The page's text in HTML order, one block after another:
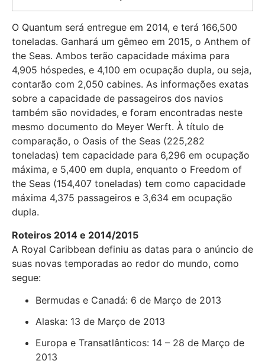
O Quantum será entregue em 2014, e terá 166,500
toneladas. Ganhará um gêmeo em 2015, o Anthem of
the Seas. Ambos terão capacidade máxima para
4,905 hóspedes, e 4,100 em ocupação dupla, ou seja,
contarão com 2,050 cabines. As informações exatas
sobre a capacidade de passageiros dos navios
também são novidades, e foram encontradas neste
mesmo documento do Meyer Werft. À título de
comparação, o Oasis of the Seas (225,282
toneladas) tem capacidade para 6,296 em ocupação
máxima, e 5,400 em dupla, enquanto o Freedom of
the Seas (154,407 toneladas) tem como capacidade
máxima 4,375 passageiros e 3,634 em ocupação
dupla.
Roteiros 2014 e 2014/2015
A Royal Caribbean definiu as datas para o anúncio de
suas novas temporadas ao redor do mundo, como
segue:
Bermudas e Canadá: 6 de Março de 2013
Alaska: 13 de Março de 2013
Europa e Transatlânticos: 14 – 28 de Março de
2013